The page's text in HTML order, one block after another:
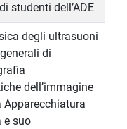
studenti dell’ADE
degli ultrasuoni
di
dell’immagine
Apparecchiatura
e suo